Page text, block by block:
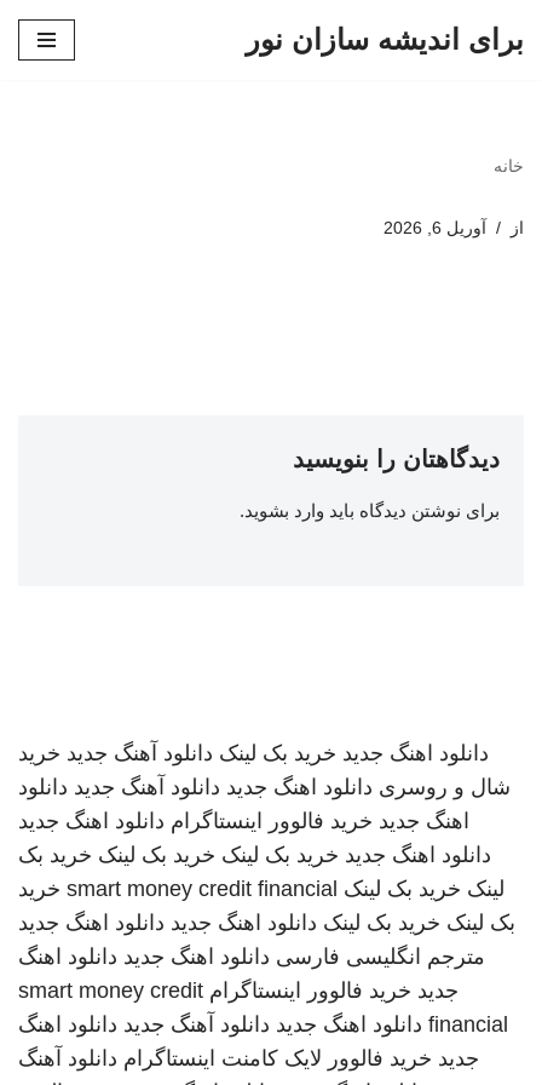
برای اندیشه سازان نور
خانه
از آوریل 6, 2026
دیدگاهتان را بنویسید
برای نوشتن دیدگاه باید وارد بشوید.
دانلود اهنگ جدید خرید بک لینک دانلود آهنگ جدید خرید
شال و روسری دانلود اهنگ جدید دانلود آهنگ جدید دانلود
اهنگ جدید خرید فالوور اینستاگرام دانلود اهنگ جدید
دانلود اهنگ جدید خرید بک لینک خرید بک لینک خرید بک
لینک خرید بک لینک smart money credit financial خرید
بک لینک خرید بک لینک دانلود اهنگ جدید دانلود اهنگ جدید
مترجم انگلیسی فارسی دانلود اهنگ جدید دانلود اهنگ
جدید خرید فالوور اینستاگرام smart money credit
financial دانلود اهنگ جدید دانلود آهنگ جدید دانلود اهنگ
جدید خرید فالوور لایک کامنت اینستاگرام دانلود آهنگ